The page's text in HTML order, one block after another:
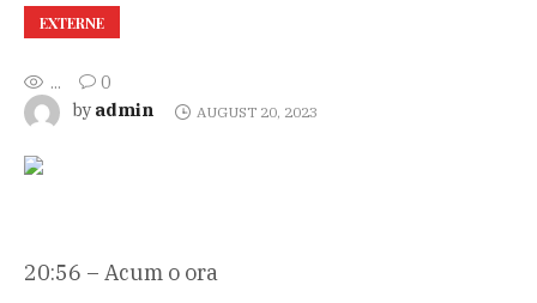
EXTERNE
...
0
by admin AUGUST 20, 2023
20:56 – Acum o ora